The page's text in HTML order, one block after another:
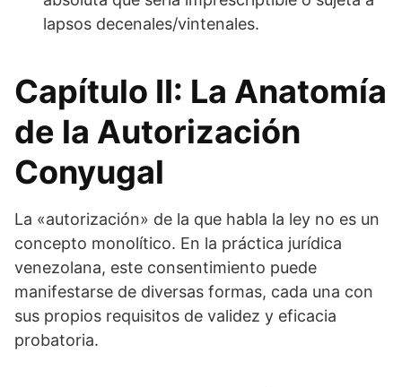
lapsos decenales/vintenales.
Capítulo II: La Anatomía
de la Autorización
Conyugal
La «autorización» de la que habla la ley no es un
concepto monolítico. En la práctica jurídica
venezolana, este consentimiento puede
manifestarse de diversas formas, cada una con
sus propios requisitos de validez y eficacia
probatoria.